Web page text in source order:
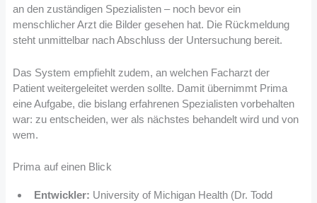
an den zuständigen Spezialisten – noch bevor ein
menschlicher Arzt die Bilder gesehen hat. Die Rückmeldung
steht unmittelbar nach Abschluss der Untersuchung bereit.
Das System empfiehlt zudem, an welchen Facharzt der
Patient weitergeleitet werden sollte. Damit übernimmt Prima
eine Aufgabe, die bislang erfahrenen Spezialisten vorbehalten
war: zu entscheiden, wer als nächstes behandelt wird und von
wem.
Prima auf einen Blick
Entwickler: University of Michigan Health (Dr. Todd